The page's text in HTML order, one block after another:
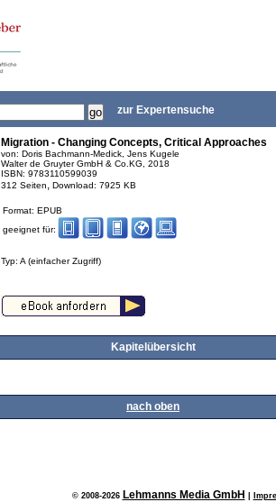
zur Expertensuche
Migration - Changing Concepts, Critical Approaches
von: Doris Bachmann-Medick, Jens Kugele
Walter de Gruyter GmbH & Co.KG, 2018
ISBN: 9783110599039
312 Seiten, Download: 7925 KB
Format: EPUB
geeignet für:
Typ: A (einfacher Zugriff)
Kapitelübersicht
nach oben
© 2008-2026 Lehmanns Media GmbH